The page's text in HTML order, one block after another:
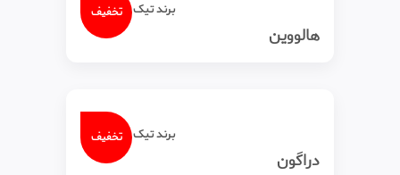
تخفیفبرند تیک‌ تاک
هالووین
تخفیفبرند تیک‌ تاک
دراگون